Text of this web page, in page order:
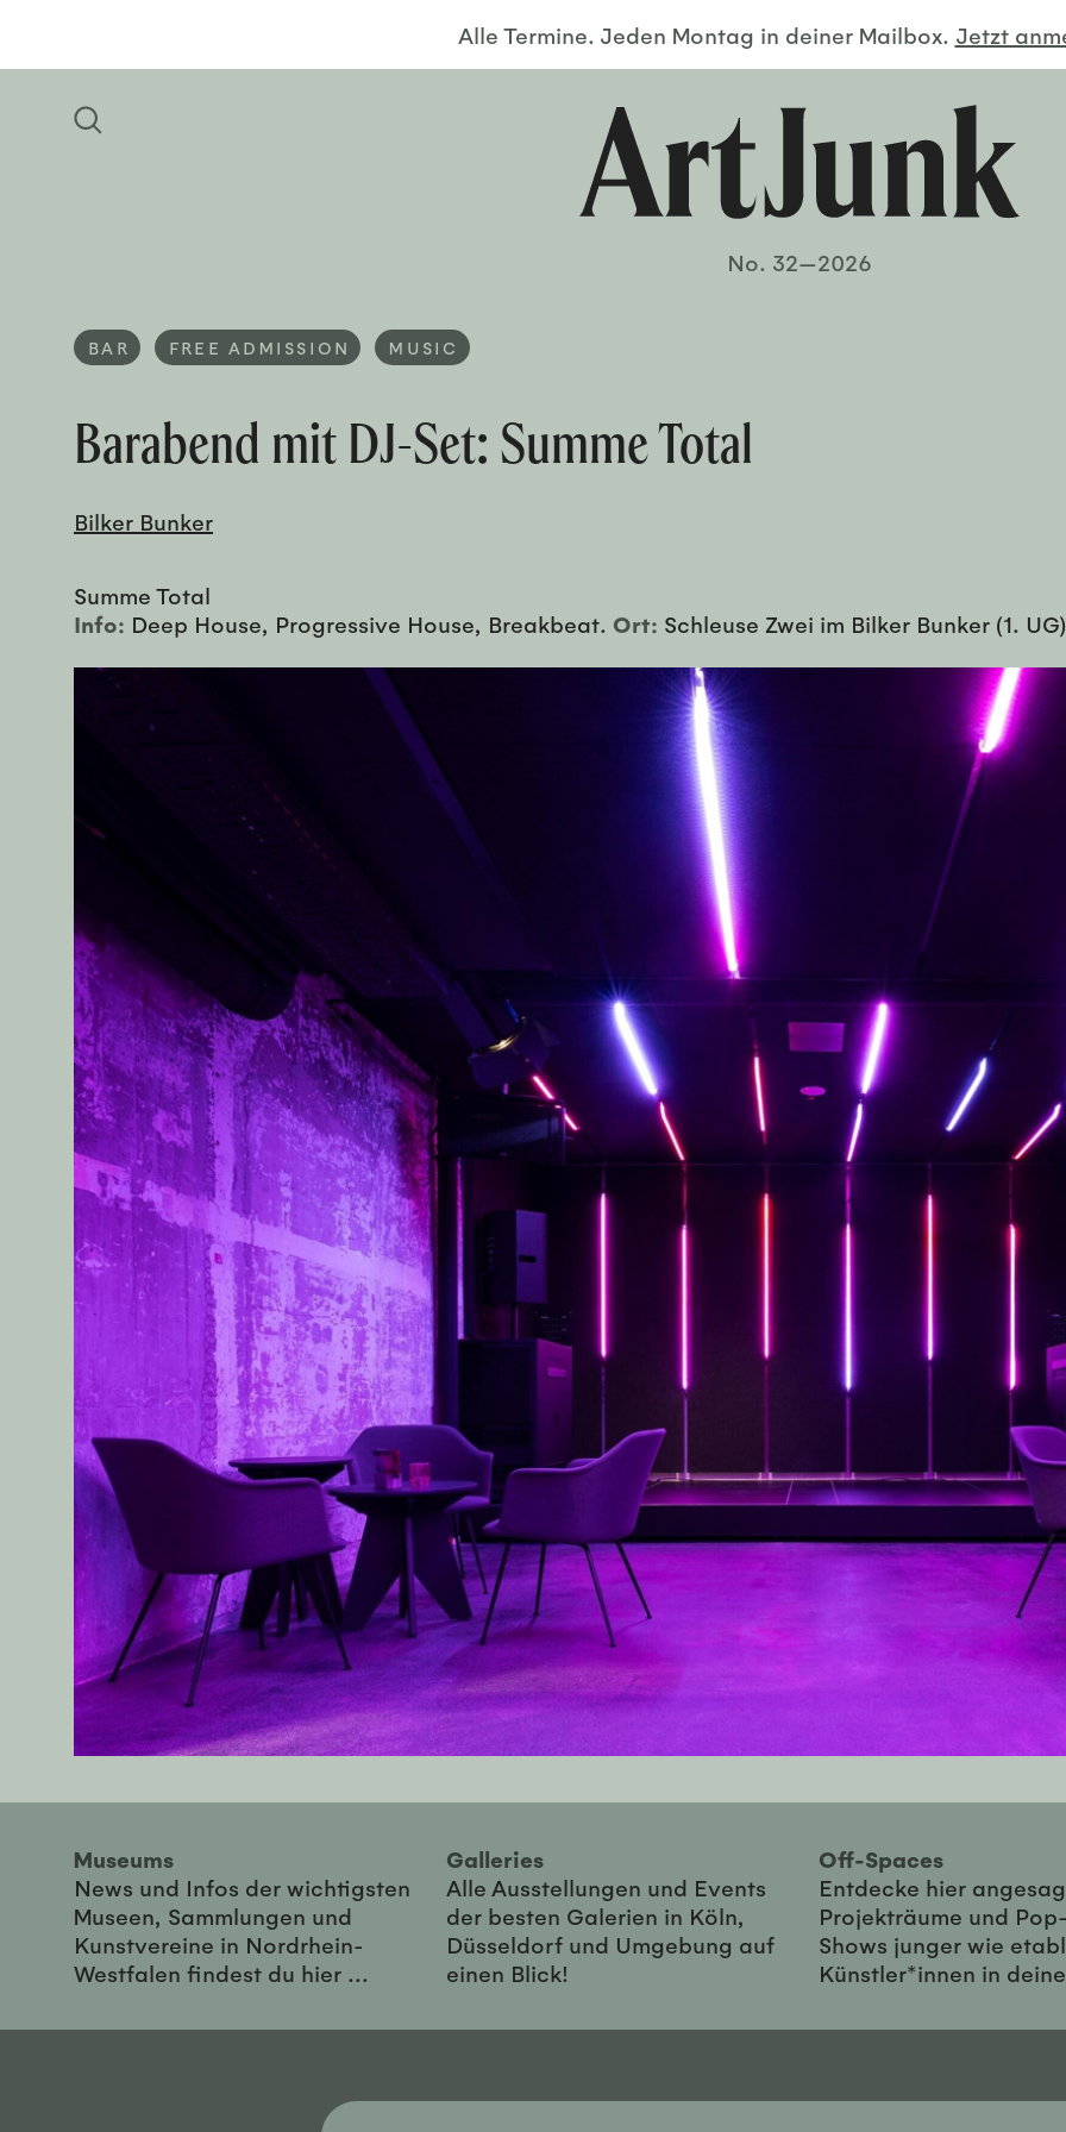
Alle Termine. Jeden Montag in deiner Mailbox. Jetzt
No. 32—2026
BAR FREE ADMISSION MUSIC
Barabend mit DJ-Set: Summe Total
Bilker Bunker
Summe Total
Info: Deep House, Progressive House, Breakbeat. Ort: Schleuse Zwei im Bilker Bunker (1.
Museums
News und Infos der wichtigsten
Museen, Sammlungen und
Kunstvereine in Nordrhein-
Westfalen findest du hier ...
Galleries
Alle Ausstellungen und Events
der besten Galerien in Köln,
Düsseldorf und Umgebung auf
einen Blick!
Off-Spaces
Entdecke hier
Projekträume und
Shows junger wie
Künstler*innen in